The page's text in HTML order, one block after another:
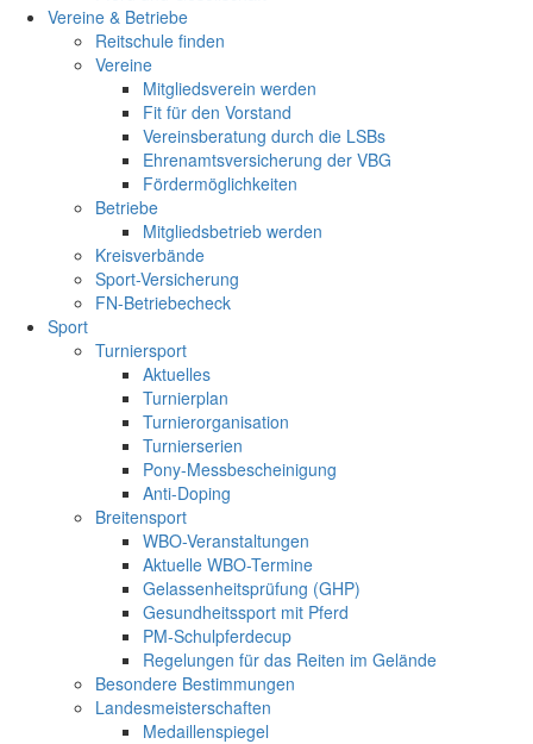
Vereine & Betriebe
Reitschule finden
Vereine
Mitgliedsverein werden
Fit für den Vorstand
Vereinsberatung durch die LSBs
Ehrenamtsversicherung der VBG
Fördermöglichkeiten
Betriebe
Mitgliedsbetrieb werden
Kreisverbände
Sport-Versicherung
FN-Betriebecheck
Sport
Turniersport
Aktuelles
Turnierplan
Turnierorganisation
Turnierserien
Pony-Messbescheinigung
Anti-Doping
Breitensport
WBO-Veranstaltungen
Aktuelle WBO-Termine
Gelassenheitsprüfung (GHP)
Gesundheitssport mit Pferd
PM-Schulpferdecup
Regelungen für das Reiten im Gelände
Besondere Bestimmungen
Landesmeisterschaften
Medaillenspiegel